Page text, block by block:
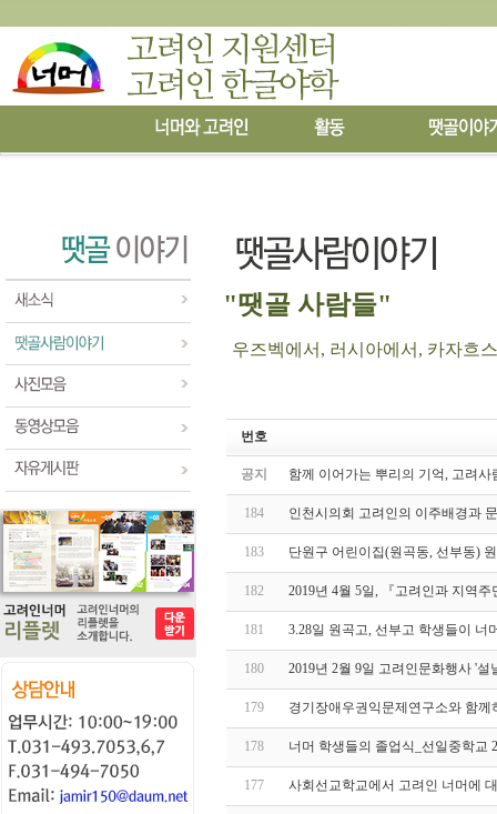
"땟골 사람들"
우즈벡에서, 러시아에서, 카자흐스
번호
공지 함께 이어가는 뿌리의 기억, 고려사
184 인천시의회 고려인의 이주배경과
183 단원구 어린이집(원곡동, 선부동)
182 2019년 4월 5일, 『고려인과 지역
181 3.28일 원곡고, 선부고 학생들이 너
180 2019년 2월 9일 고려인문화행사 '설
179 경기장애우권익문제연구소와 함께
178 너머 학생들의 졸업식_선일중학교
177 사회선교학교에서 고려인 너머에